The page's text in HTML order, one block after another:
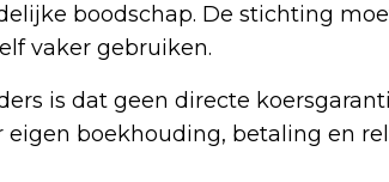
boodschap. De stichting
vaker gebruiken.
is dat geen directe
eigen boekhouding, betaling en